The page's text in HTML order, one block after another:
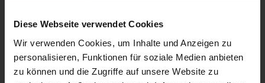
Diese Webseite verwendet Cookies
Wir verwenden Cookies, um Inhalte und Anzeigen zu
personalisieren, Funktionen für soziale Medien anbieten
zu können und die Zugriffe auf unsere Website zu